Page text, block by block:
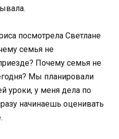
посмотрела Светлане
семья не
Почему семья не
Мы планировали
уроки, у меня дела по
начинаешь оценивать